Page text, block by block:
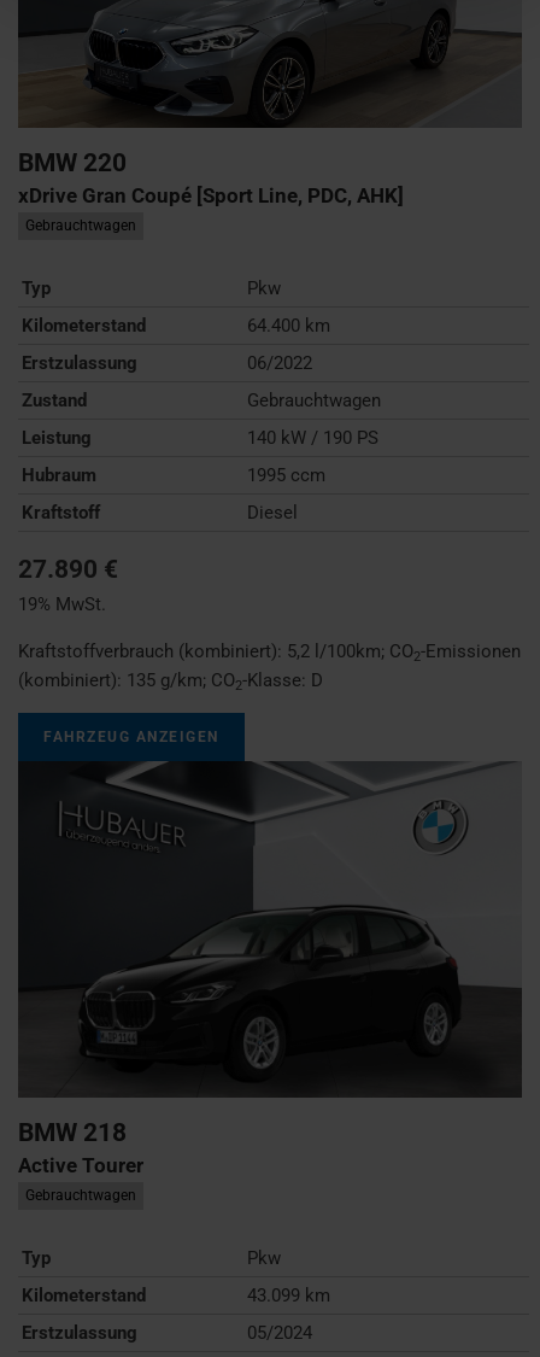
BMW 220
xDrive Gran Coupé [Sport Line, PDC, AHK]
Gebrauchtwagen
Typ
Pkw
Kilometerstand
64.400 km
Erstzulassung
06/2022
Zustand
Gebrauchtwagen
Leistung
140 kW / 190 PS
Hubraum
1995 ccm
Kraftstoff
Diesel
27.890 €
19% MwSt.
Kraftstoffverbrauch (kombiniert): 5,2 l/100km; CO2-Emissionen
(kombiniert): 135 g/km; CO2-Klasse: D
FAHRZEUG ANZEIGEN
BMW 218
Active Tourer
Gebrauchtwagen
Typ
Pkw
Kilometerstand
43.099 km
Erstzulassung
05/2024